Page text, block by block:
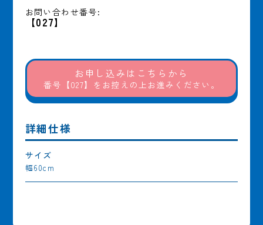
お問い合わせ番号:
【027】
お申し込みはこちらから
番号【027】をお控えの上お進みください。
詳細仕様
サイズ
幅60cm